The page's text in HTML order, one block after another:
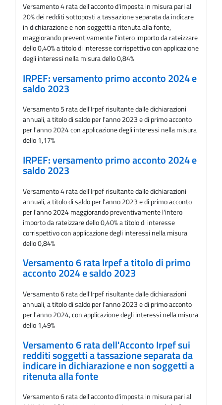
Versamento 4 rata dell'acconto d'imposta in misura pari al
20% dei redditi sottoposti a tassazione separata da indicare
in dichiarazione e non soggetti a ritenuta alla fonte,
maggiorando preventivamente l'intero importo da rateizzare
dello 0,40% a titolo di interesse corrispettivo con applicazione
degli interessi nella misura dello 0,84%
IRPEF: versamento primo acconto 2024 e
saldo 2023
Versamento 5 rata dell'Irpef risultante dalle dichiarazioni
annuali, a titolo di saldo per l'anno 2023 e di primo acconto
per l'anno 2024 con applicazione degli interessi nella misura
dello 1,17%
IRPEF: versamento primo acconto 2024 e
saldo 2023
Versamento 4 rata dell'Irpef risultante dalle dichiarazioni
annuali, a titolo di saldo per l'anno 2023 e di primo acconto
per l'anno 2024 maggiorando preventivamente l'intero
importo da rateizzare dello 0,40% a titolo di interesse
corrispettivo con applicazione degli interessi nella misura
dello 0,84%
Versamento 6 rata Irpef a titolo di primo
acconto 2024 e saldo 2023
Versamento 6 rata dell'Irpef risultante dalle dichiarazioni
annuali, a titolo di saldo per l'anno 2023 e di primo acconto
per l'anno 2024, con applicazione degli interessi nella misura
dello 1,49%
Versamento 6 rata dell'Acconto Irpef sui
redditi soggetti a tassazione separata da
indicare in dichiarazione e non soggetti a
ritenuta alla fonte
Versamento 6 rata dell'acconto d'imposta in misura pari al